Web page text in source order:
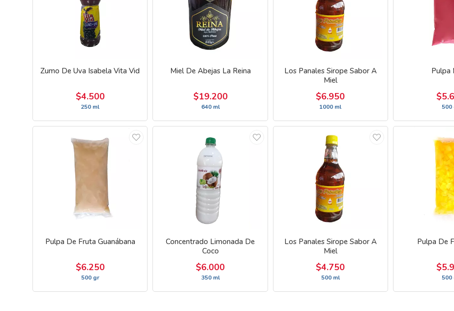
Zumo De Uva Isabela Vita Vid
$4.500
250 ml
Miel De Abejas La Reina
$19.200
640 ml
Los Panales Sirope Sabor A
Miel
$6.950
1000 ml
Pulpa
500
Pulpa De Fruta Guanábana
$6.250
500 gr
Concentrado Limonada De
Coco
$6.000
350 ml
Los Panales Sirope Sabor A
Miel
$4.750
500 ml
Pulpa De
500